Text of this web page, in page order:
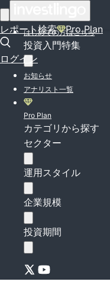
レポート検索 Pro Plan
ログイン
はじめての方はこちら
投資入門特集
お知らせ
アナリスト一覧
Pro Plan
カテゴリから探す
セクター
運用スタイル
企業規模
投資期間